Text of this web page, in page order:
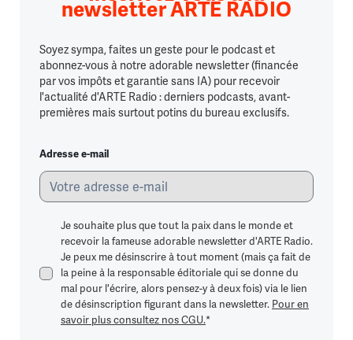
newsletter ARTE RADIO
Soyez sympa, faites un geste pour le podcast et
abonnez-vous à notre adorable newsletter (financée
par vos impôts et garantie sans IA) pour recevoir
l'actualité d'ARTE Radio : derniers podcasts, avant-
premières mais surtout potins du bureau exclusifs.
Adresse e-mail
Je souhaite plus que tout la paix dans le monde et
recevoir la fameuse adorable newsletter d'ARTE Radio.
Je peux me désinscrire à tout moment (mais ça fait de
la peine à la responsable éditoriale qui se donne du
mal pour l'écrire, alors pensez-y à deux fois) via le lien
de désinscription figurant dans la newsletter. Pour en
savoir plus consultez nos CGU.*